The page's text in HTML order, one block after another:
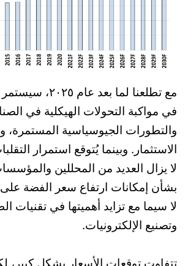
مع تطلعنا لما بعد
في مواكبة التحولات الهيكلية في
والتطورات الجيوسياسية
الاستثمار. وبينما يُتوقع استمرار
لا يزال العديد من المحللين
بشأن إمكانات ارتفاع سعر الفضة
لا سيما مع تزايد أهميتها في تقنيات
وتصنيع الإلكترونيات.
تتفاوت توقعات الأسعار بشكل كبير،